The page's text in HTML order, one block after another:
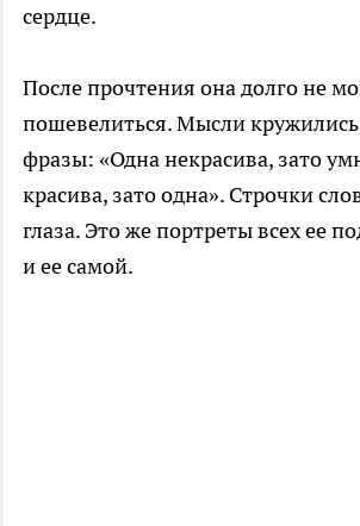
сердце.
После прочтения она долго не
пошевелиться. Мысли
фразы: «Одна некрасива, зато
красива, зато одна». Строчки
глаза. Это же портреты всех ее
и ее самой.